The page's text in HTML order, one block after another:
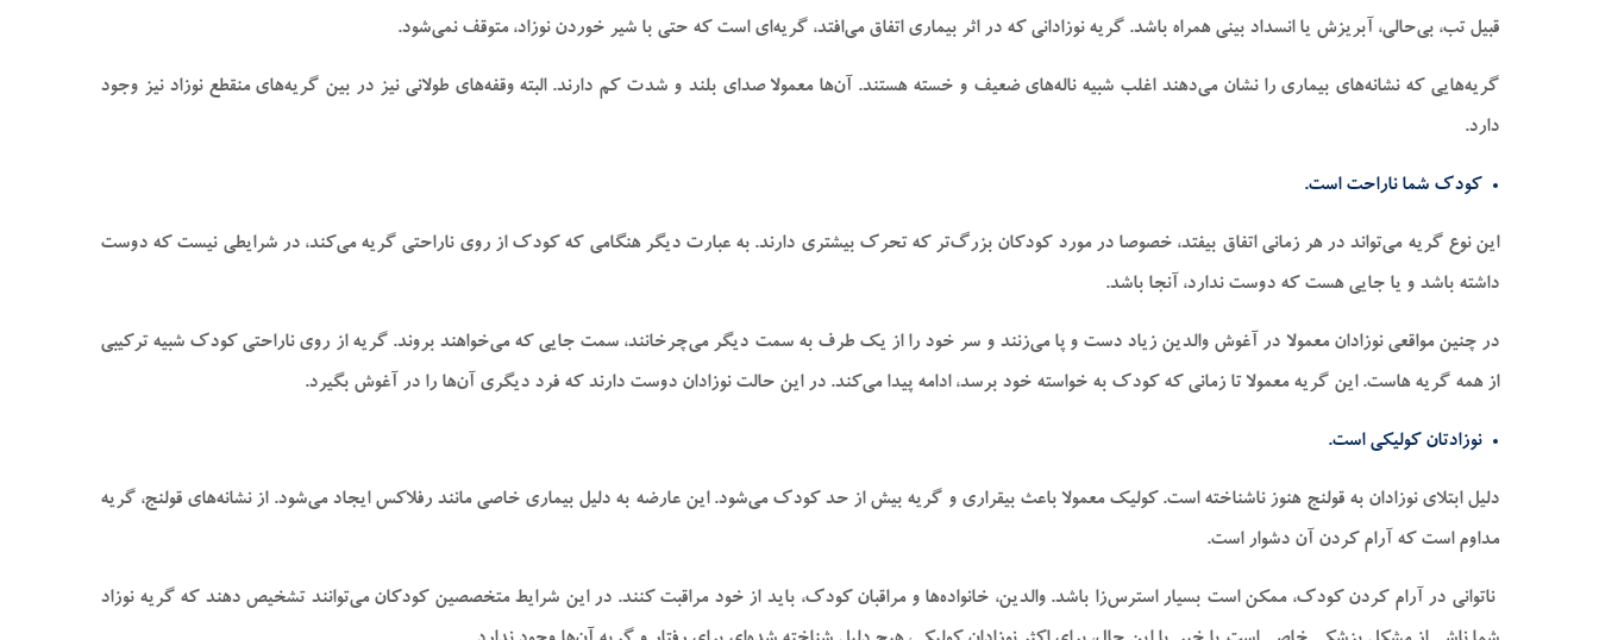
قبیل تب، بی‌حالی، آبریزش یا انسداد بینی همراه باشد. گریه نوزادانی که در اثر بیماری اتفاق می‌افتد، گریه‌ای است که حتی با شیر خوردن نوزاد، متوقف نمی‌شود.
گریه‌هایی که نشانه‌های بیماری را نشان می‌دهند اغلب شبیه ناله‌های ضعیف و خسته هستند. آن‌ها معمولا صدای بلند و شدت کم دارند. البته وقفه‌های طولانی نیز در بین گریه‌های منقطع نوزاد نیز وجود
دارد.
کودک شما ناراحت است.
این نوع گریه می‌تواند در هر زمانی اتفاق بیفتد، خصوصا در مورد کودکان بزرگ‌تر که تحرک بیشتری دارند. به عبارت دیگر هنگامی که کودک از روی ناراحتی گریه می‌کند، در شرایطی نیست که دوست
داشته باشد و یا جایی هست که دوست ندارد، آنجا باشد.
در چنین مواقعی نوزادان معمولا در آغوش والدین زیاد دست و پا می‌زنند و سر خود را از یک طرف به سمت دیگر می‌چرخانند، سمت جایی که می‌خواهند بروند. گریه از روی ناراحتی کودک شبیه ترکیبی
از همه گریه هاست. این گریه معمولا تا زمانی که کودک به خواسته خود برسد، ادامه پیدا می‌کند. در این حالت نوزادان دوست دارند که فرد دیگری آن‌ها را در آغوش بگیرد.
نوزادتان کولیکی است.
دلیل ابتلای نوزادان به قولنج هنوز ناشناخته است. کولیک معمولا باعث بیقراری و گریه بیش از حد کودک می‌شود. این عارضه به دلیل بیماری خاصی مانند رفلاکس ایجاد می‌شود. از نشانه‌های قولنج، گریه
مداوم است که آرام کردن آن دشوار است.
ناتوانی در آرام کردن کودک، ممکن است بسیار استرس‌زا باشد. والدین، خانواده‌ها و مراقبان کودک، باید از خود مراقبت کنند. در این شرایط متخصصین کودکان می‌توانند تشخیص دهند که گریه نوزاد